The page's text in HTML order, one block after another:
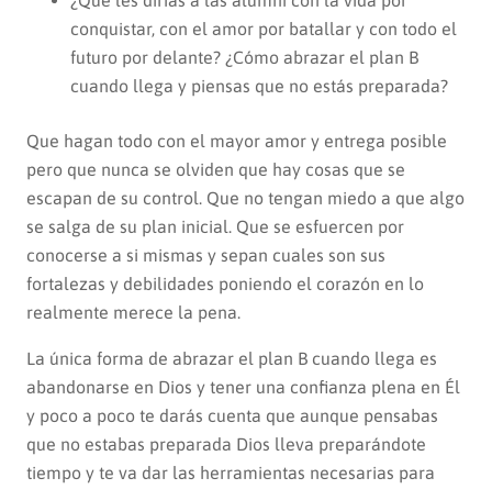
conquistar, con el amor por batallar y con todo el
futuro por delante? ¿Cómo abrazar el plan B
cuando llega y piensas que no estás preparada?
Que hagan todo con el mayor amor y entrega posible
pero que nunca se olviden que hay cosas que se
escapan de su control. Que no tengan miedo a que algo
se salga de su plan inicial. Que se esfuercen por
conocerse a si mismas y sepan cuales son sus
fortalezas y debilidades poniendo el corazón en lo
realmente merece la pena.
La única forma de abrazar el plan B cuando llega es
abandonarse en Dios y tener una confianza plena en Él
y poco a poco te darás cuenta que aunque pensabas
que no estabas preparada Dios lleva preparándote
tiempo y te va dar las herramientas necesarias para